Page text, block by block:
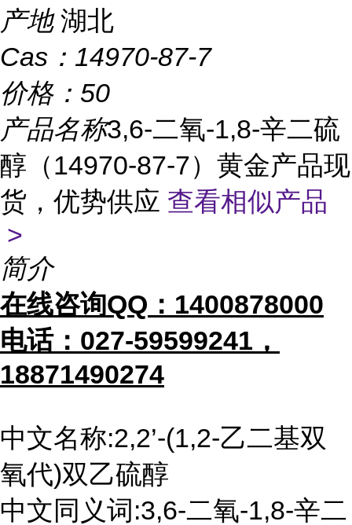
产地 湖北
Cas： 14970-87-7
价格： 50
产品名称3,6-二氧-1,8-辛二硫
醇（14970-87-7）黄金产品现
货，优势供应 查看相似产品
>
简介
在线咨询QQ：1400878000
电话：027-59599241，
18871490274
中文名称:2,2’-(1,2-乙二基双
氧代)双乙硫醇
中文同义词:3,6-二氧-1,8-辛二